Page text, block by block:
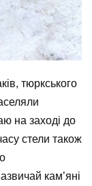
тюркського
на заході до
стели також
кам’яні